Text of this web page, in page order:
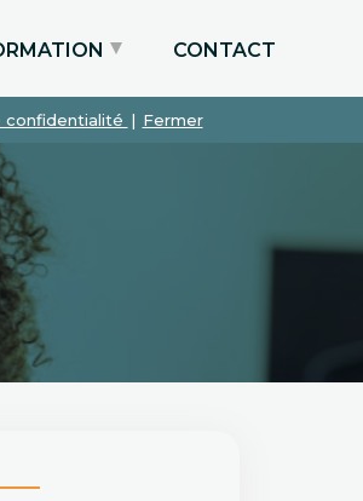
confidentialité | Fermer
via le CPF
CONTACT